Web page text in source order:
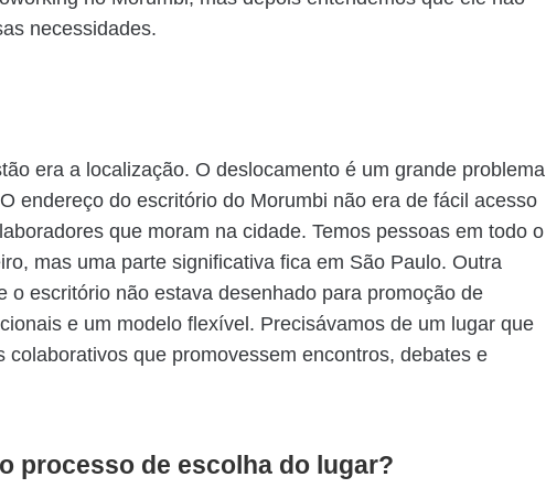
necessidades.
era a localização. O deslocamento é um grande problema
endereço do escritório do Morumbi não era de fácil acesso
que moram na cidade. Temos pessoas em todo o
mas uma parte significativa fica em São Paulo. Outra
o escritório não estava desenhado para promoção de
e um modelo flexível. Precisávamos de um lugar que
colaborativos que promovessem encontros, debates e
processo de escolha do lugar?